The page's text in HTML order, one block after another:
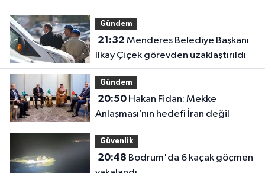
Gündem
21:32
İlkay Çiçek görevden uzaklaştırıldı
Gündem
20:50Hakan Fidan: Mekke
Anlaşması’nın hedefi İran değil
Güvenlik
20:48